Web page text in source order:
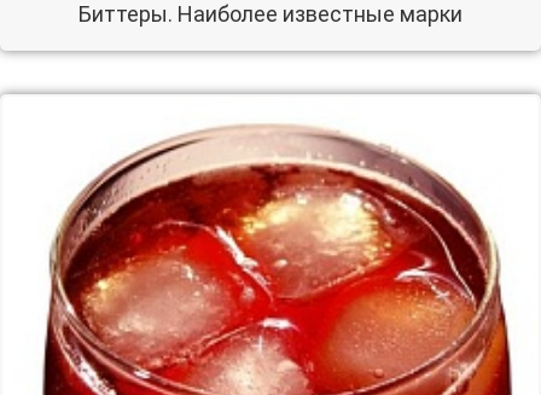
Биттеры. Наиболее известные марки